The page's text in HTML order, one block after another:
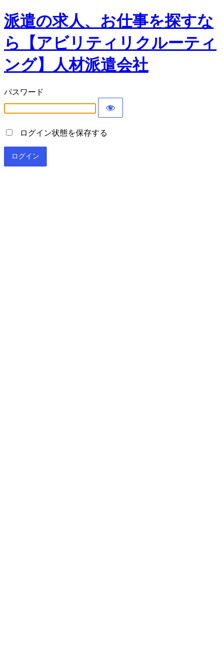
派遣の求人、お仕事を探すな
ら【アビリティリクルーティ
ング】人材派遣会社
パスワード
ログイン状態を保存する